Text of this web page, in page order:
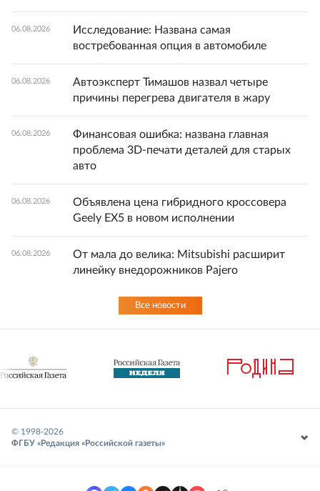
06.08.2026
Исследование: Названа самая
востребованная опция в автомобиле
06.08.2026
Автоэксперт Тимашов назвал четыре
причины перегрева двигателя в жару
06.08.2026
Финансовая ошибка: названа главная
проблема 3D-печати деталей для старых
авто
06.08.2026
Объявлена цена гибридного кроссовера
Geely EX5 в новом исполнении
06.08.2026
От мала до велика: Mitsubishi расширит
линейку внедорожников Pajero
Все новости
© 1998-2026
ФГБУ «Редакция «Российской газеты»